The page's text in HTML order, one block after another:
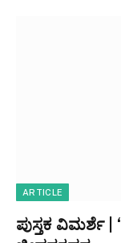
ARTICLE
ಪುಸ್ತಕ ವಿಮರ್ಶೆ |